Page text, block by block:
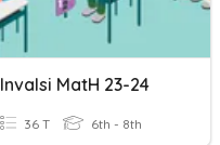
Invalsi MatH 23-24
36 T 6th - 8th